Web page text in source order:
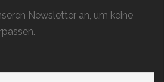
Newsletter an, um keine